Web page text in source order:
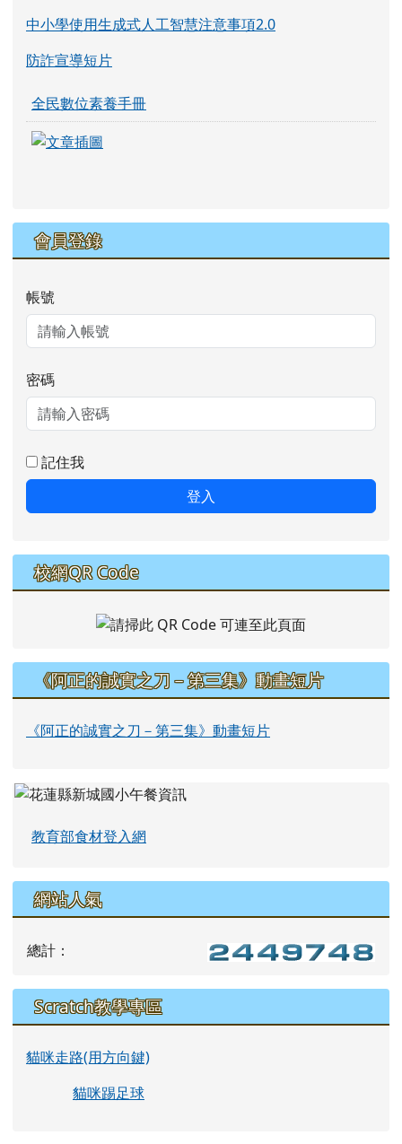
中小學使用生成式人工智慧注意事項2.0
防詐宣導短片
全民數位素養手冊
會員登錄
帳號
密碼
記住我
登入
校網QR Code
《阿正的誠實之刀－第三集》動畫短片
《阿正的誠實之刀－第三集》動畫短片
教育部食材登入網
網站人氣
總計：
Scratch教學專區
貓咪走路(用方向鍵)
貓咪踢足球